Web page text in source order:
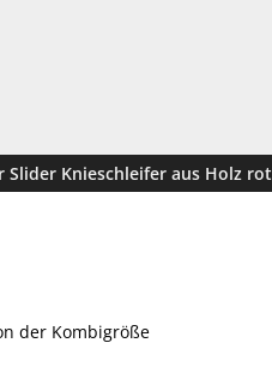
Slider Knieschleifer aus Holz rot
der Kombigröße